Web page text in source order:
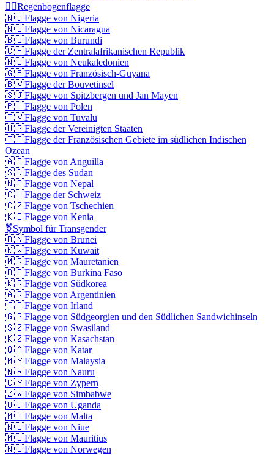
🏳️‍🌈Regenbogenflagge
🇳🇬Flagge von Nigeria
🇳🇮Flagge von Nicaragua
🇧🇮Flagge von Burundi
🇨🇫Flagge der Zentralafrikanischen Republik
🇳🇨Flagge von Neukaledonien
🇬🇫Flagge von Französisch-Guyana
🇧🇻Flagge der Bouvetinsel
🇸🇯Flagge von Spitzbergen und Jan Mayen
🇵🇱Flagge von Polen
🇹🇻Flagge von Tuvalu
🇺🇸Flagge der Vereinigten Staaten
🇹🇫Flagge der Französischen Gebiete im südlichen Indischen
Ozean
🇦🇮Flagge von Anguilla
🇸🇩Flagge des Sudan
🇳🇵Flagge von Nepal
🇨🇭Flagge der Schweiz
🇨🇿Flagge von Tschechien
🇰🇪Flagge von Kenia
⚧️Symbol für Transgender
🇧🇳Flagge von Brunei
🇰🇼Flagge von Kuwait
🇲🇷Flagge von Mauretanien
🇧🇫Flagge von Burkina Faso
🇰🇷Flagge von Südkorea
🇦🇷Flagge von Argentinien
🇮🇪Flagge von Irland
🇬🇸Flagge von Südgeorgien und den Südlichen Sandwichinseln
🇸🇿Flagge von Swasiland
🇰🇿Flagge von Kasachstan
🇶🇦Flagge von Katar
🇲🇾Flagge von Malaysia
🇳🇷Flagge von Nauru
🇨🇾Flagge von Zypern
🇿🇼Flagge von Simbabwe
🇺🇬Flagge von Uganda
🇲🇹Flagge von Malta
🇳🇺Flagge von Niue
🇲🇺Flagge von Mauritius
🇳🇴Flagge von Norwegen